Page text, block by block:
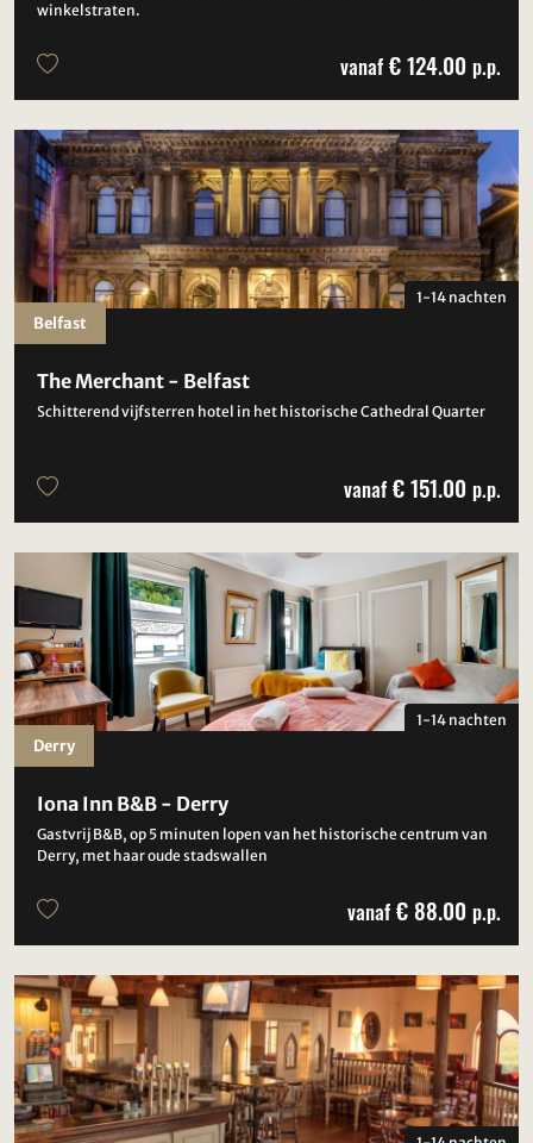
winkelstraten.
vanaf € 124.00 p.p.
The Merchant - Belfast
Schitterend vijfsterren hotel in het historische Cathedral Quarter
1-14 nachten
vanaf € 151.00 p.p.
Belfast
Iona Inn B&B - Derry
Gastvrij B&B, op 5 minuten lopen van het historische centrum van
Derry, met haar oude stadswallen
1-14 nachten
vanaf € 88.00 p.p.
Derry